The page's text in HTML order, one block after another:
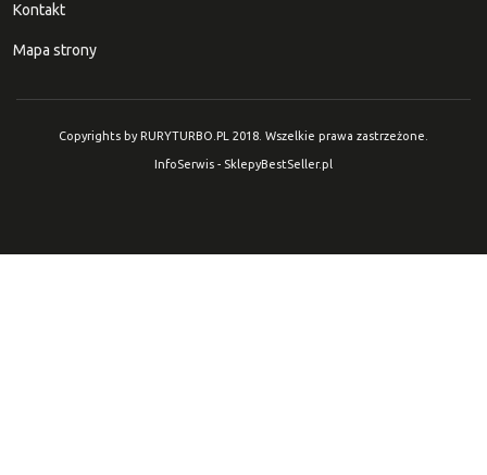
Kontakt
Mapa strony
Copyrights by RURYTURBO.PL 2018. Wszelkie prawa zastrzeżone.
InfoSerwis - SklepyBestSeller.pl